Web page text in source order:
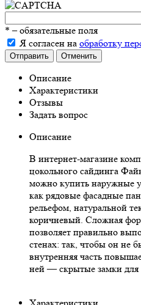
* – обязательные поля
Я согласен на обработку
Отправить Отменить
Описание
Характеристики
Отзывы
Задать вопрос
Описание
В интернет-магазине
цокольного сайдинга
можно купить наружные
как рядовые фасадные
рельефом, натуральной
коричневый. Сложная
позволяет правильно
стенах: так, чтобы он не
внутренняя часть
ней — скрытые замки для